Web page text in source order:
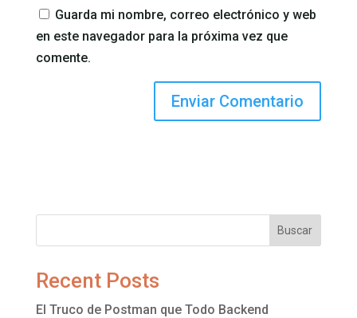
Guarda mi nombre, correo electrónico y web
en este navegador para la próxima vez que
comente.
Buscar
Recent Posts
El Truco de Postman que Todo Backend